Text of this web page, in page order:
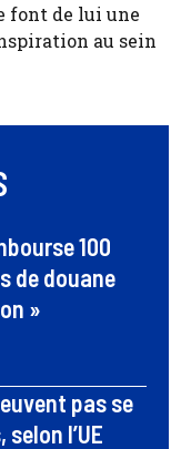
font de lui une
au sein
100
de douane
»
pas se
l’UE